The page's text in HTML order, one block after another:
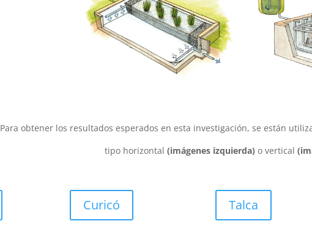
Para obtener los resultados esperados en esta investigación, se están
tipo horizontal (imágenes izquierda) o vertical (
Curicó Talca